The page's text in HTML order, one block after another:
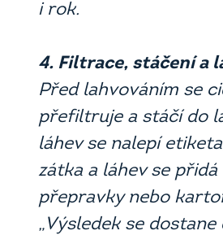
i rok.
4. Filtrace, stáčení a
Před lahvováním se
přefiltruje a stáčí do
láhev se nalepí
zátka a láhev se
přepravky nebo
„Výsledek se